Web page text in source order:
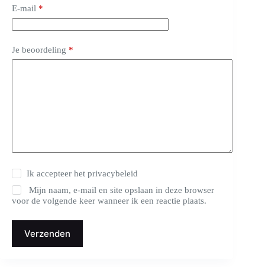
E-mail *
Je beoordeling *
Ik accepteer hetprivacybeleid
Mijn naam, e-mail en site opslaan in deze browser
voor de volgende keer wanneer ik een reactie plaats.
Verzenden